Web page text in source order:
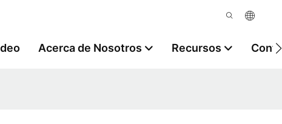
Acerca de Nosotros Recursos